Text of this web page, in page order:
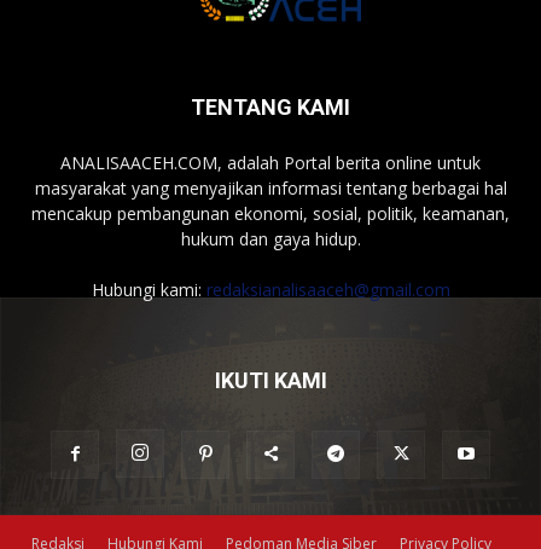
TENTANG KAMI
ANALISAACEH.COM, adalah Portal berita online untuk
masyarakat yang menyajikan informasi tentang berbagai hal
mencakup pembangunan ekonomi, sosial, politik, keamanan,
hukum dan gaya hidup.
Hubungi kami: redaksianalisaaceh@gmail.com
IKUTI KAMI
Redaksi Hubungi Kami Pedoman Media Siber Privacy Policy